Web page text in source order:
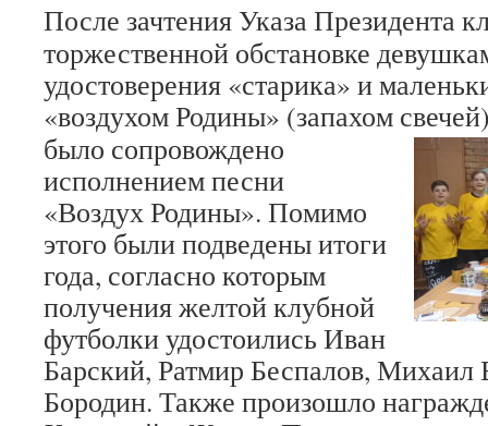
После зачтения Указа Президента
торжественной обстановке
удостоверения «старика» и
«воздухом Родины» (запахом
было сопровождено
исполнением песни
«Воздух Родины». Помимо
этого были подведены итоги
года, согласно которым
получения желтой клубной
футболки удостоились Иван
Барский, Ратмир Беспалов, Михаил
Бородин. Также произошло